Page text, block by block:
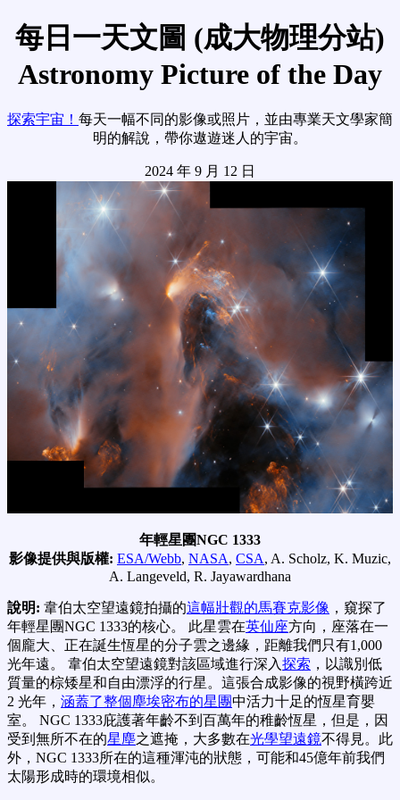
每日一天文圖 (成大物理分站)
Astronomy Picture of the Day
探索宇宙！ 每天一幅不同的影像或照片，並由專業天文學家簡
明的解說，帶你遨遊迷人的宇宙。
2024 年 9 月 12 日
年輕星團NGC 1333
影像提供與版權: ESA/Webb, NASA, CSA, A. Scholz, K. Muzic,
A. Langeveld, R. Jayawardhana
說明: 韋伯太空望遠鏡拍攝的這幅壯觀的馬賽克影像 ，窺探了
年輕星團NGC 1333的核心。 此星雲在英仙座方向，座落在一
個龐大、正在誕生恆星的分子雲之邊緣，距離我們只有1,000
光年遠。 韋伯太空望遠鏡對該區域進行深入探索 ，以識別低
質量的棕矮星和自由漂浮的行星。這張合成影像的視野橫跨近
2 光年， 涵蓋了整個塵埃密布的星團中活力十足的恆星育嬰
室。 NGC 1333庇護著年齡不到百萬年的稚齡恆星，但是，因
受到無所不在的星塵之遮掩，大多數在光學望遠鏡不得見。此
外，NGC 1333所在的這種渾沌的狀態，可能和45億年前我們
太陽形成時的環境相似。